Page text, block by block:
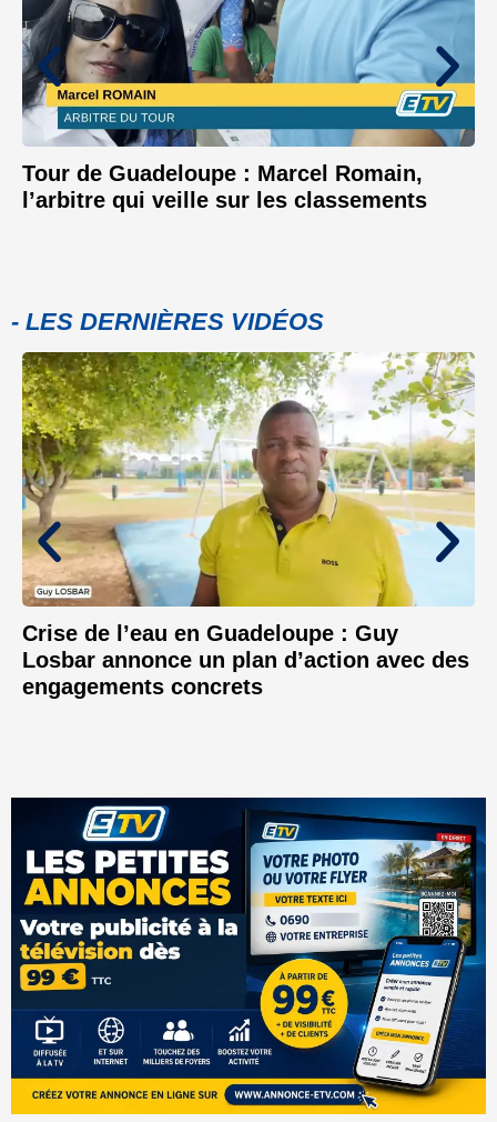
Tour de Guadeloupe : Marcel Romain,
l’arbitre qui veille sur les classements
- LES DERNIÈRES VIDÉOS
Crise de l’eau en Guadeloupe : Guy
Losbar annonce un plan d’action avec des
engagements concrets